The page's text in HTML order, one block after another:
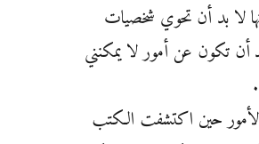
لا بد أن تحوي شخصيات
أن تكون عن أمور لا يمكنني
حين اكتشفت الكتب